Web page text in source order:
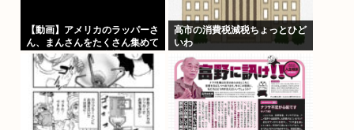
【動画】アメリカのラッパーさ
ん、まんさんをたくさん集めて
エチエチダンスを全裸で踊る
MVを撮ってしまう❤
高市の消費税減税ちょっとひど
いわ